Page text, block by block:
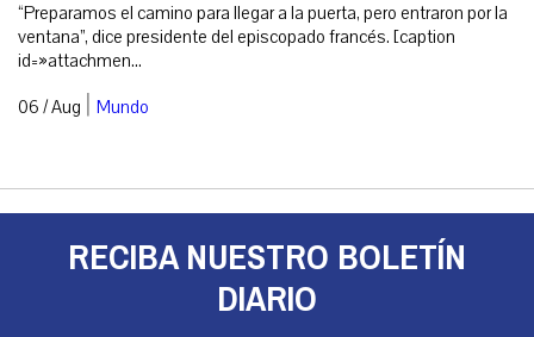
“Preparamos el camino para llegar a la puerta, pero entraron por la
ventana”, dice presidente del episcopado francés. [caption
id=»attachmen...
06 / Aug | Mundo
RECIBA NUESTRO BOLETÍN
DIARIO